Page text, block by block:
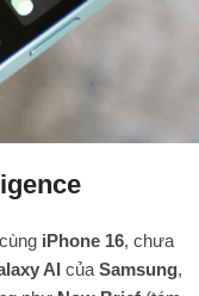
iPhone 16, chưa
AI củaSamsung,